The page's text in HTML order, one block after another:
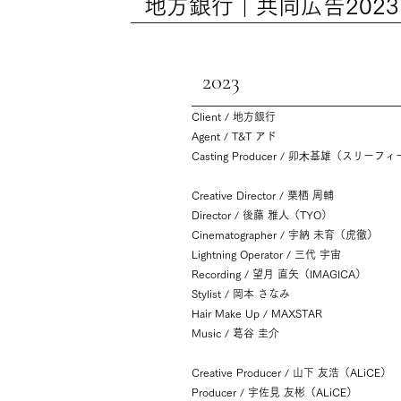
地方銀行｜共同広告
2023
Client / 地方銀行
Agent / T&T アド
Casting Producer / 卯⽊基雄（スリーフィ
Creative Director / 栗栖 周輔
Director / 後藤 雅人（TYO）
Cinematographer / 宇納 未育（虎徹）
Lightning Operator / 三代 宇宙
Recording / 望月 直矢（IMAGICA）
Stylist / 岡本 さなみ
Hair Make Up / MAXSTAR
Music / 葛谷 圭介
Creative Producer / 山下 友浩（ALiCE）
Producer / 宇佐見 友彬（ALiCE）